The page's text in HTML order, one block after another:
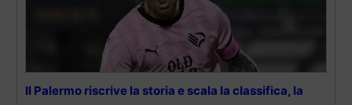
Il Palermo riscrive la storia e scala la classifica, la